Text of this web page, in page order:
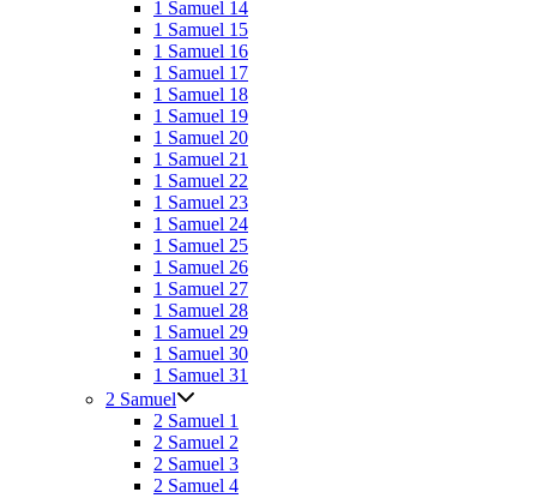
1 Samuel 14
1 Samuel 15
1 Samuel 16
1 Samuel 17
1 Samuel 18
1 Samuel 19
1 Samuel 20
1 Samuel 21
1 Samuel 22
1 Samuel 23
1 Samuel 24
1 Samuel 25
1 Samuel 26
1 Samuel 27
1 Samuel 28
1 Samuel 29
1 Samuel 30
1 Samuel 31
2 Samuel
2 Samuel 1
2 Samuel 2
2 Samuel 3
2 Samuel 4